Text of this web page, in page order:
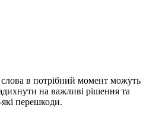
в потрібний момент можуть
на важливі рішення та
перешкоди.